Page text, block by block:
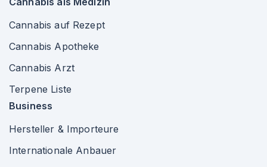
Cannabis auf Rezept
Cannabis Apotheke
Cannabis Arzt
Terpene Liste
Business
Hersteller & Importeure
Internationale Anbauer